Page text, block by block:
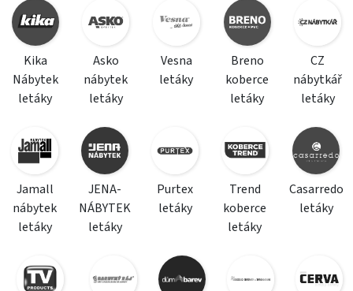
Kika
Nábytek
letáky
Asko
nábytek
letáky
Vesna
letáky
Breno
koberce
letáky
CZ
nábytkář
letáky
Jamall
nábytek
letáky
JENA-
NÁBYTEK
letáky
Purtex
letáky
Trend
koberce
letáky
Casarredo
letáky